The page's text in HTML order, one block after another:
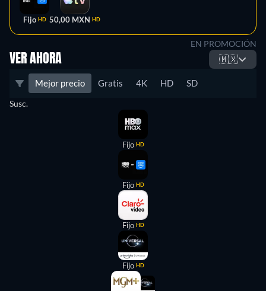
Fijo HD 50,00 MXN HD
EN PROMOCIÓN
VER AHORA 🇲🇽
Mejor precio Gratis 4K HD SD
Susc.
Fijo HD
Fijo HD
Fijo HD
Fijo HD